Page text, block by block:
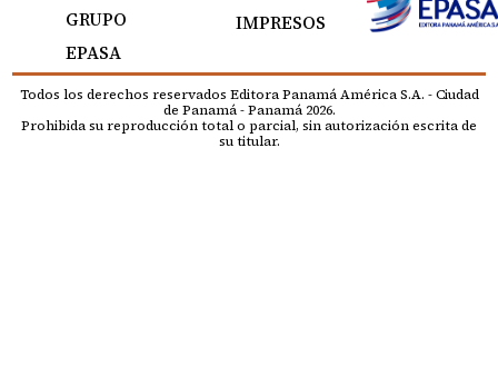
GRUPO
EPASA
IMPRESOS
Todos los derechos reservados Editora Panamá América S.A. - Ciudad
de Panamá - Panamá 2026.
Prohibida su reproducción total o parcial, sin autorización escrita de
su titular.